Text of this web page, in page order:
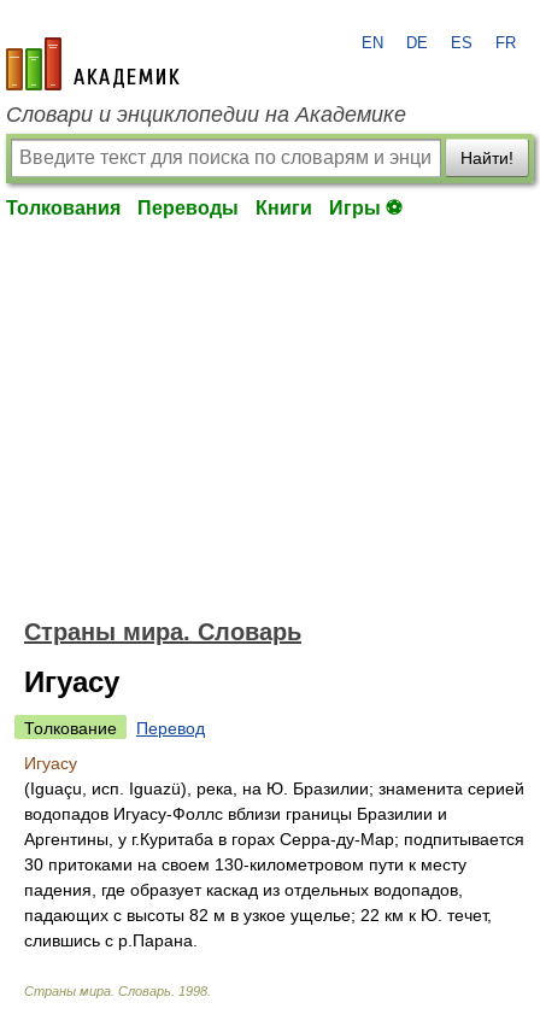
academic.ru
EN DE ES FR
Словари и энциклопедии на Академике
Найти!
Толкования Переводы Книги Игры ⚽
Страны мира. Словарь
Игуасу
Толкование
Перевод
Игуасу
(Iguaçu, исп. Iguazü), река, на Ю. Бразилии; знаменита серией
водопадов Игуасу-Фоллс вблизи границы Бразилии и
Аргентины, у г.Куритаба в горах Серра-ду-Мар; подпитывается
30 притоками на своем 130-километровом пути к месту
падения, где образует каскад из отдельных водопадов,
падающих с высоты 82 м в узкое ущелье; 22 км к Ю. течет,
слившись с р.Парана.
Страны мира. Словарь 1998